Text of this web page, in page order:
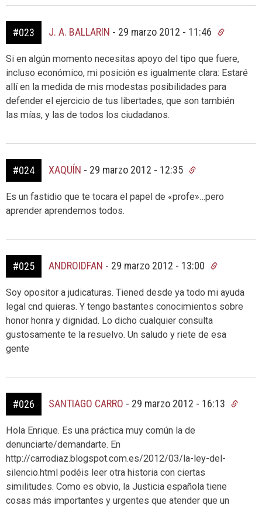
#023 J. A. BALLARIN - 29 marzo 2012 - 11:46
Si en algún momento necesitas apoyo del tipo que fuere,
incluso económico, mi posición es igualmente clara: Estaré
allí en la medida de mis modestas posibilidades para
defender el ejercicio de tus libertades, que son también
las mías, y las de todos los ciudadanos.
#024 XAQUÍN - 29 marzo 2012 - 12:35
Es un fastidio que te tocara el papel de «profe»…pero
aprender aprendemos todos.
#025 ANDROIDFAN - 29 marzo 2012 - 13:00
Soy opositor a judicaturas. Tiened desde ya todo mi ayuda
legal cnd quieras. Y tengo bastantes conocimientos sobre
honor honra y dignidad. Lo dicho cualquier consulta
gustosamente te la resuelvo. Un saludo y riete de esa
gente
#026 SANTIAGO CARRO - 29 marzo 2012 - 16:13
Hola Enrique. Es una práctica muy común la de
denunciarte/demandarte. En
http://carrodiaz.blogspot.com.es/2012/03/la-ley-del-
silencio.html podéis leer otra historia con ciertas
similitudes. Como es obvio, la Justicia española tiene
cosas más importantes y urgentes que atender que un